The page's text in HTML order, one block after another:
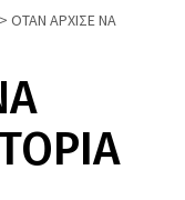
> ΟΤΑΝ ΑΡΧΙΣΕ ΝΑ